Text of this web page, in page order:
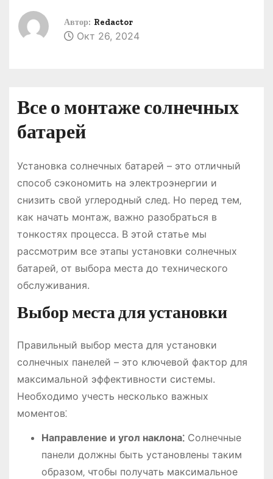
Автор: Redactor
Окт 26, 2024
Все о монтаже солнечных
батарей
Установка солнечных батарей – это отличный
способ сэкономить на электроэнергии и
снизить свой углеродный след. Но перед тем‚
как начать монтаж‚ важно разобраться в
тонкостях процесса. В этой статье мы
рассмотрим все этапы установки солнечных
батарей‚ от выбора места до технического
обслуживания.
Выбор места для установки
Правильный выбор места для установки
солнечных панелей – это ключевой фактор для
максимальной эффективности системы.
Необходимо учесть несколько важных
моментов⁚
Направление и угол наклона⁚Солнечные
панели должны быть установлены таким
образом‚ чтобы получать максимальное